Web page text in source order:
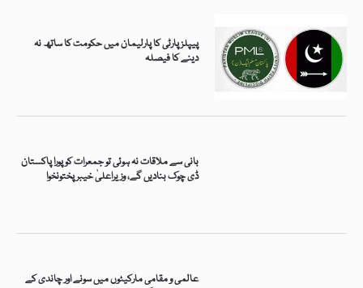
پیپلزپارٹی کا پارلیمان میں حکومت کا ساتھ نہ
دینے کا فیصلہ
بانی سے ملاقات نہ ہوئی تو جمعرات کو پورا پاکستان
ڈی چوک بنادیں گے، وزیراعلیٰ خیبرپختونخوا
عالمی و مقامی مارکیٹوں میں سونے اور چاندی کے